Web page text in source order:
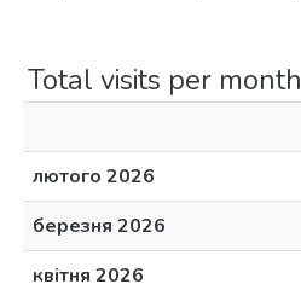
Total visits per month
лютого 2026
березня 2026
квітня 2026